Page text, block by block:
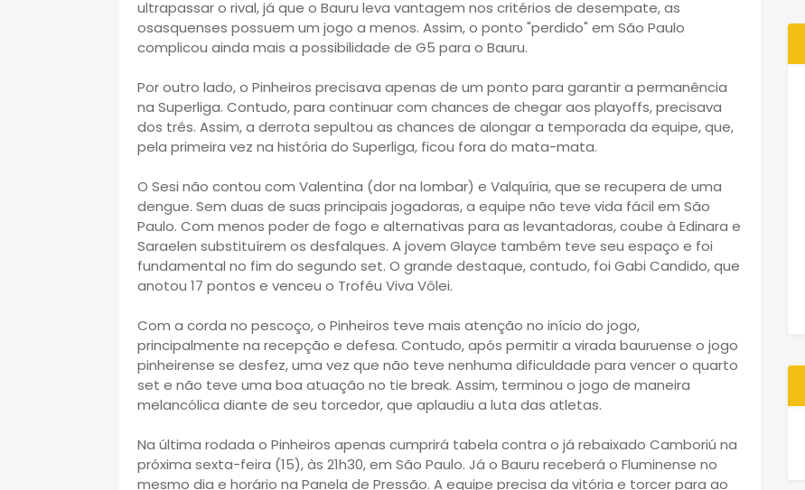
ultrapassar o rival, já que o Bauru leva vantagem nos critérios de desempate, as
osasquenses possuem um jogo a menos. Assim, o ponto "perdido" em São Paulo
complicou ainda mais a possibilidade de G5 para o Bauru.
Por outro lado, o Pinheiros precisava apenas de um ponto para garantir a permanência
na Superliga. Contudo, para continuar com chances de chegar aos playoffs, precisava
dos três. Assim, a derrota sepultou as chances de alongar a temporada da equipe, que,
pela primeira vez na história do Superliga, ficou fora do mata-mata.
O Sesi não contou com Valentina (dor na lombar) e Valquíria, que se recupera de uma
dengue. Sem duas de suas principais jogadoras, a equipe não teve vida fácil em São
Paulo. Com menos poder de fogo e alternativas para as levantadoras, coube à Edinara e
Saraelen substituírem os desfalques. A jovem Glayce também teve seu espaço e foi
fundamental no fim do segundo set. O grande destaque, contudo, foi Gabi Candido, que
anotou 17 pontos e venceu o Troféu Viva Vôlei.
Com a corda no pescoço, o Pinheiros teve mais atenção no início do jogo,
principalmente na recepção e defesa. Contudo, após permitir a virada bauruense o jogo
pinheirense se desfez, uma vez que não teve nenhuma dificuldade para vencer o quarto
set e não teve uma boa atuação no tie break. Assim, terminou o jogo de maneira
melancólica diante de seu torcedor, que aplaudiu a luta das atletas.
Na última rodada o Pinheiros apenas cumprirá tabela contra o já rebaixado Camboriú na
próxima sexta-feira (15), às 21h30, em São Paulo. Já o Bauru receberá o Fluminense no
mesmo dia e horário na Panela de Pressão. A equipe precisa da vitória e torcer para ao